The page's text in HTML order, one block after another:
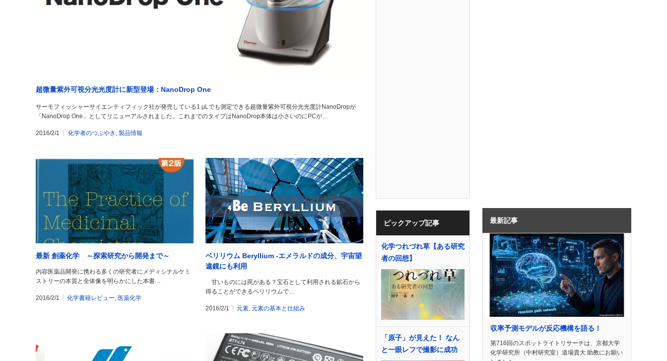
超微量紫外可視分光光度計に新型登場：NanoDrop One
サーモフィッシャーサイエンティフィック社が発売している1 μLでも測定できる超微量紫外可視分光光度計NanoDropが
「NanoDrop One」としてリニューアルされました。これまでのタイプはNanoDrop本体は小さいのにPCが…
2016/2/1 化学者のつぶやき , 製品情報
最新 創薬化学 ～探索研究から開発まで～
内容医薬品開発に携わる多くの研究者にメディシナルケミ
ストリーの本質と全体像を明らかにした本書…
2016/2/1 化学書籍レビュー, 医薬化学
ベリリウム Beryllium -エメラルドの成分、宇宙望
遠鏡にも利用
甘いものには罠がある？宝石として利用される鉱石から
得ることができるベリリウムで…
2016/2/1 元素, 元素の基本と仕組み
ピックアップ記事
化学つれづれ草【ある研究
者の回想】
「原子」が見えた！ なん
と一眼レフで撮影に成功
最新記事
収率予測モデルが反応機構を語る！
第716回のスポットライトリサーチは、京都大学
化学研究所（中村研究室）道場貴大 助教にお願い